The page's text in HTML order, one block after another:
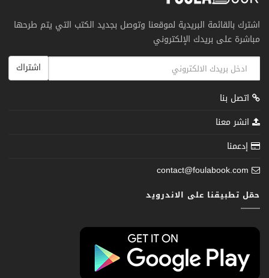
اشترك بالقائمة البريدية لموقعنا وتوصل بجديد الكتب التي يتم طرحها
مباشرة على بريدك الإلكتروني
اشتراك
اتصل بنا
انشر معنا
إدعمنا
contact@foulabook.com
حمّل تطبيقنا على الاندرويد